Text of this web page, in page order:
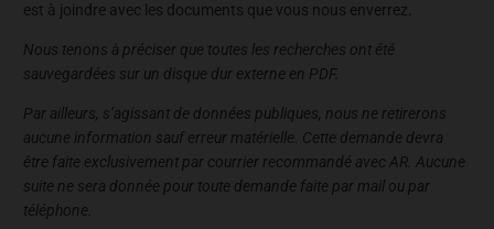
est à joindre avec les documents que vous nous enverrez.
Nous tenons à préciser que toutes les recherches ont été
sauvegardées sur un disque dur externe en PDF.
Par ailleurs, s’agissant de données publiques, nous ne retirerons
aucune information sauf erreur matérielle. Cette demande devra
être faite exclusivement par courrier recommandé avec AR. Aucune
suite ne sera donnée pour toute demande faite par mail ou par
téléphone.